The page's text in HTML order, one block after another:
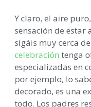
Y claro, el aire
sensación de
sigáis muy cerca
celebración tenga
especializadas en
por ejemplo, lo
decorado, es una
todo. Los padres